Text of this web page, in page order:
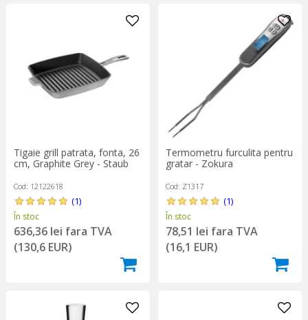
Tigaie grill patrata, fonta, 26
cm, Graphite Grey - Staub
Cod: 12122618
(1)
În stoc
636,36 lei fara TVA
(130,6 EUR)
Termometru furculita pentru
gratar - Zokura
Cod: Z1317
(1)
În stoc
78,51 lei fara TVA
(16,1 EUR)